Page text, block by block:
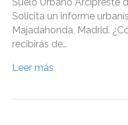
Suelo Urbano Arcipreste
Solicita un informe
Majadahonda, Madrid.
recibirás de…
Leer más